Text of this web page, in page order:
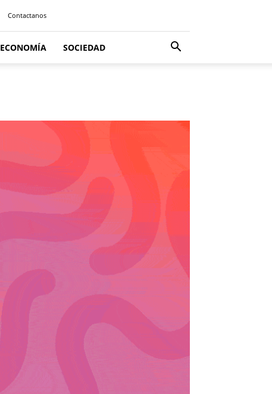
Contactanos
ECONOMÍA SOCIEDAD